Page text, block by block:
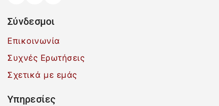
Σύνδεσμοι
Επικοινωνία
Συχνές Ερωτήσεις
Σχετικά με εμάς
Υπηρεσίες